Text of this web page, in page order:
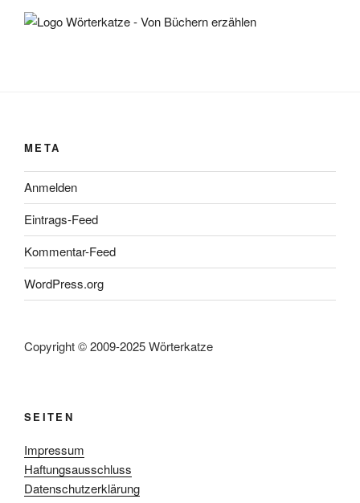
META
Anmelden
Eintrags-Feed
Kommentar-Feed
WordPress.org
Copyright © 2009-2025 Wörterkatze
SEITEN
Impressum
Haftungsausschluss
Datenschutzerklärung